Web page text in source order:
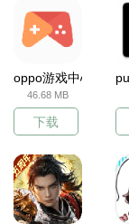
oppo游戏中心
46.68 MB
下载